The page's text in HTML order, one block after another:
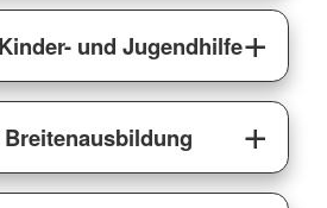
und Jugendhilfe